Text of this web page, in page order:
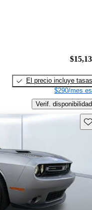
El precio incluye tasas
$290/mes
Verif. disponibilidad